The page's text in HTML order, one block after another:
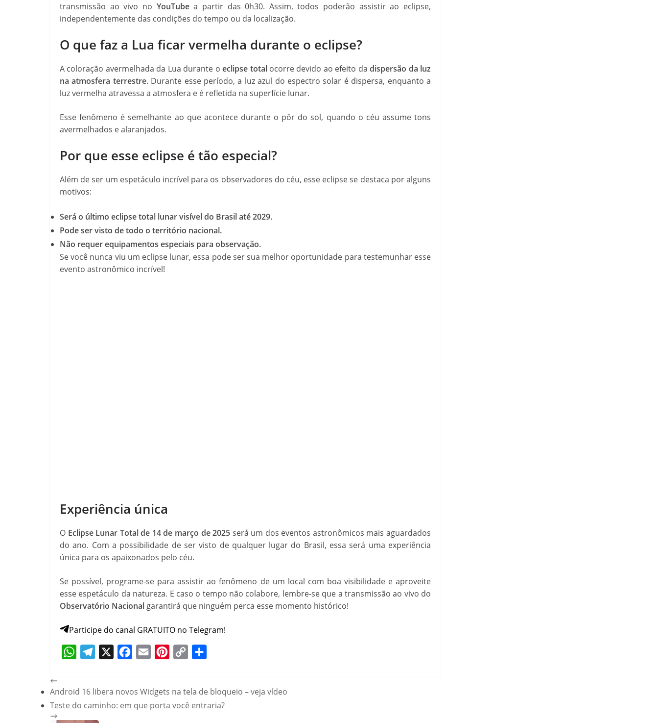
transmissão ao vivo no YouTubea partir das 0h30. Assim, todos poderão assistir ao eclipse,
independentemente das condições do tempo ou da localização.
O que faz a Lua ficar vermelha durante o eclipse?
A coloração avermelhada da Lua durante oeclipse totalocorre devido ao efeito dadispersão da luz
na atmosfera terrestre. Durante esse período, a luz azul do espectro solar é dispersa, enquanto a
luz vermelha atravessa a atmosfera e é refletida na superfície lunar.
Esse fenômeno é semelhante ao que acontece durante o pôr do sol, quando o céu assume tons
avermelhados e alaranjados.
Por que esse eclipse é tão especial?
Além de ser um espetáculo incrível para os observadores do céu, esse eclipse se destaca por alguns
motivos:
Será o último eclipse total lunar visível do Brasil até 2029.
Pode ser visto de todo o território nacional.
Não requer equipamentos especiais para observação.
Se você nunca viu um eclipse lunar, essa pode ser sua melhor oportunidade para testemunhar esse
evento astronômico incrível!
Experiência única
O Eclipse Lunar Total de 14 de março de 2025 será um dos eventos astronômicos mais aguardados
do ano. Com a possibilidade de ser visto de qualquer lugar do Brasil, essa será uma experiência
única para os apaixonados pelo céu.
Se possível, programe-se para assistir ao fenômeno de um local com boa visibilidade e aproveite
esse espetáculo da natureza. E caso o tempo não colabore, lembre-se que a transmissão ao vivo do
Observatório Nacional garantirá que ninguém perca esse momento histórico!
Participe do canal GRATUITO no Telegram!
a
t
e
c
e
a
i
n
t
p
y
a
r
Android 16 libera novos Widgets na tela de bloqueio – veja vídeo
Teste do caminho: em que porta você entraria?